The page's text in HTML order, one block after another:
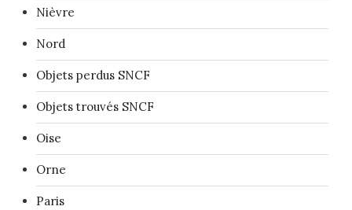
Nièvre
Nord
Objets perdus SNCF
Objets trouvés SNCF
Oise
Orne
Paris